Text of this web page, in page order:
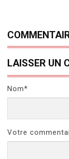
LAISSER UN
Nom*
Votre